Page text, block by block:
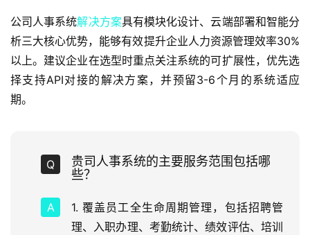
公司人事系统解决方案具有模块化设计、云端部署和智能分
析三大核心优势，能够有效提升企业人力资源管理效率30%
以上。建议企业在选型时重点关注系统的可扩展性，优先选
择支持API对接的解决方案，并预留3-6个月的系统适应
期。
贵司人事系统的主要服务范围包括哪
些？
1. 覆盖员工全生命周期管理，包括招聘管
理、入职办理、考勤统计、绩效评估、培训